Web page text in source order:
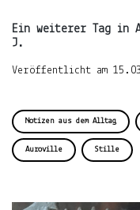
Notizbuch
ÜBER
LJUNO
IMPRESSUM
Ein weiterer Tag in
J.
Veröffentlicht am
Notizen aus dem Alltag
Auroville Stille